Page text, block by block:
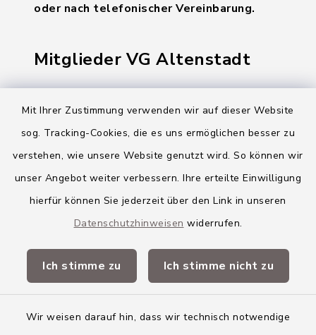
Mit Ihrer Zustimmung verwenden wir auf dieser Website
sog. Tracking-Cookies, die es uns ermöglichen besser zu
verstehen, wie unsere Website genutzt wird. So können wir
unser Angebot weiter verbessern. Ihre erteilte Einwilligung
hierfür können Sie jederzeit über den Link in unseren
Datenschutzhinweisen widerrufen.
Ich stimme zu Ich stimme nicht zu
Wir weisen darauf hin, dass wir technisch notwendige
oder nach telefonischer Vereinbarung.
Mitglieder VG Altenstadt
Markt Altenstadt
Gemeinde Osterberg
VG Altenstadt
Landkreis Neu-Ulm